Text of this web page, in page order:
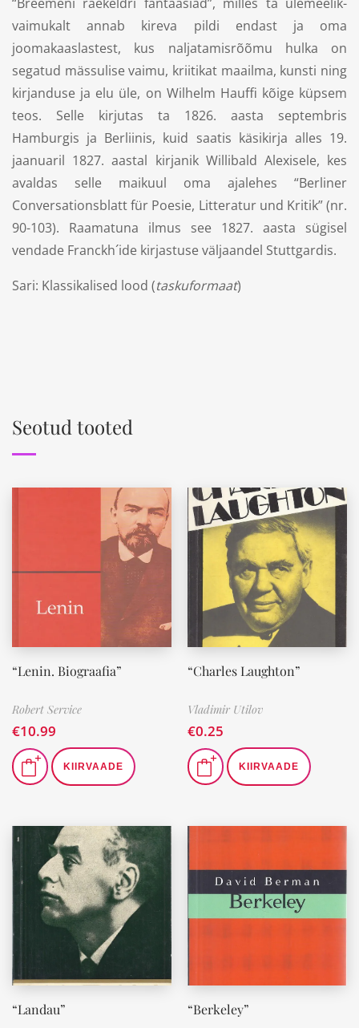
vaimukalt annab kireva pildi endast ja oma
joomakaaslastest, kus naljatamisrõõmu hulka on
segatud mässulise vaimu, kriitikat maailma, kunsti ning
kirjanduse ja elu üle, on Wilhelm Hauffi kõige küpsem
teos. Selle kirjutas ta 1826. aasta septembris
Hamburgis ja Berliinis, kuid saatis käsikirja alles 19.
jaanuaril 1827. aastal kirjanik Willibald Alexisele, kes
avaldas selle maikuul oma ajalehes “Berliner
Conversationsblatt für Poesie, Litteratur und Kritik” (nr.
90-103). Raamatuna ilmus see 1827. aasta sügisel
vendade Franckh´ide kirjastuse väljaandel Stuttgardis.
Sari: Klassikalised lood (taskuformaat)
Seotud tooted
“Lenin. Biograafia”
Robert Service
€10.99
KIIRVAADE
“Charles Laughton”
Vladimir Utilov
€0.25
KIIRVAADE
“Landau” “Berkeley”